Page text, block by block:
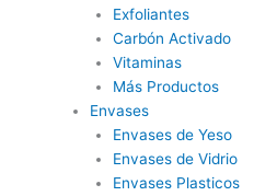
Exfoliantes
Carbón Activado
Vitaminas
Más Productos
Envases
Envases de Yeso
Envases de Vidrio
Envases Plasticos